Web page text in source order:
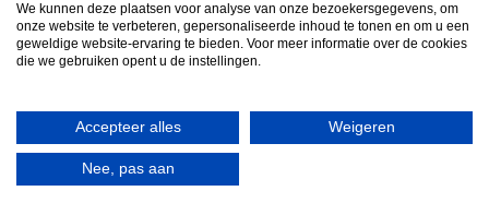
LEES MEER
Formatie schooljaar ’25 –
’26
We kunnen deze plaatsen voor analyse van onze bezoekersgegevens, om
onze website te verbeteren, gepersonaliseerde inhoud te tonen en om u een
geweldige website-ervaring te bieden. Voor meer informatie over de cookies
die we gebruiken opent u de instellingen.
Accepteer alles Weigeren
Nee, pas aan